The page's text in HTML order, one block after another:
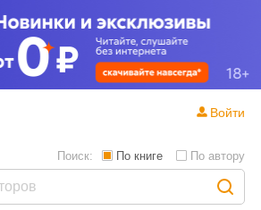
Поиск: По книге По автору
Войти